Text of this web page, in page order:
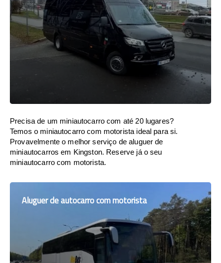
Precisa de um miniautocarro com até 20 lugares?
Temos o miniautocarro com motorista ideal para si.
Provavelmente o melhor serviço de aluguer de
miniautocarros em Kingston. Reserve já o seu
miniautocarro com motorista.
Aluguer de autocarro com motorista